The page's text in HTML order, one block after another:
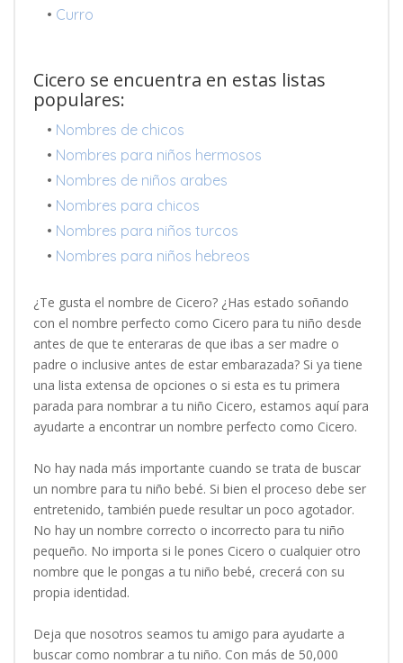
• Curro
Cicero se encuentra en estas listas
populares:
• Nombres de chicos
• Nombres para niños hermosos
• Nombres de niños arabes
• Nombres para chicos
• Nombres para niños turcos
• Nombres para niños hebreos
¿Te gusta el nombre de Cicero? ¿Has estado soñando
con el nombre perfecto como Cicero para tu niño desde
antes de que te enteraras de que ibas a ser madre o
padre o inclusive antes de estar embarazada? Si ya tiene
una lista extensa de opciones o si esta es tu primera
parada para nombrar a tu niño Cicero, estamos aquí para
ayudarte a encontrar un nombre perfecto como Cicero.
No hay nada más importante cuando se trata de buscar
un nombre para tu niño bebé. Si bien el proceso debe ser
entretenido, también puede resultar un poco agotador.
No hay un nombre correcto o incorrecto para tu niño
pequeño. No importa si le pones Cicero o cualquier otro
nombre que le pongas a tu niño bebé, crecerá con su
propia identidad.
Deja que nosotros seamos tu amigo para ayudarte a
buscar como nombrar a tu niño. Con más de 50,000